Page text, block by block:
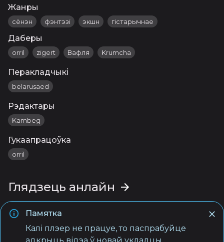
Жанры
сёнэн фэнтэзі экшн гістарычнае
Даберы
orril zigert Вафля Krumcha
Перакладчыкі
belarusaed
Рэдактары
Kambeg
Гукаапрацоўка
orril
Глядзець анлайн
Памятка
Калі плэер не працуе, то паспрабуйце
адкрыць відэа ў новай укладцы.